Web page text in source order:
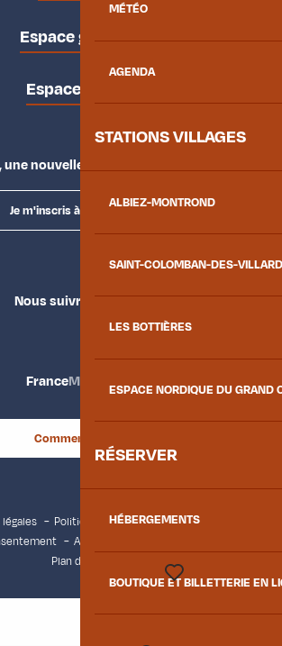
MÉTÉO
AGENDA
STATIONS VILLAGES
ALBIEZ-MONTROND
SAINT-COLOMBAN-DES-
LES BOTTIÈRES
ESPACE NORDIQUE DU GRAND
RÉSERVER
HÉBERGEMENTS
BOUTIQUE ET BILLETTERIE EN
Espace groupes
Espace presse
une nouvelle façon d'explorer la vallée.
Je m'inscris à la newsletter
Nous suivre
FranceMaurienne
Comment venir ?
Politique de confidentialité
Accessibilité : non conforme
Plan du site